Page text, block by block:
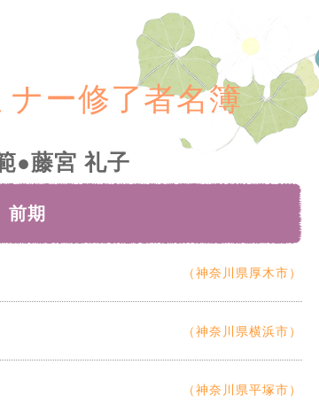
ナー修了者名簿
●藤宮 礼子
前期
（神奈川県厚木市）
（神奈川県横浜市）
（神奈川県平塚市）